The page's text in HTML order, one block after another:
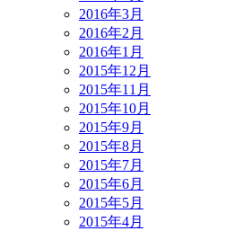
2016年3月
2016年2月
2016年1月
2015年12月
2015年11月
2015年10月
2015年9月
2015年8月
2015年7月
2015年6月
2015年5月
2015年4月